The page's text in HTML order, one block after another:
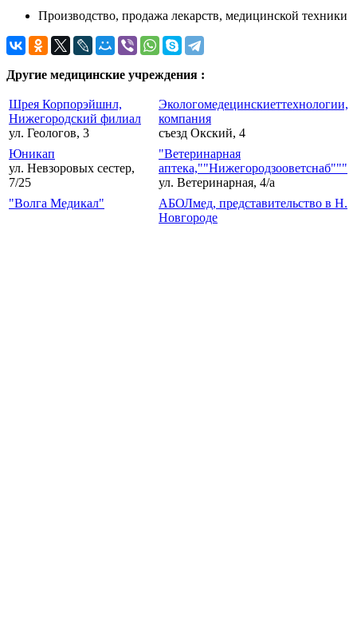
Производство, продажа лекарств, медицинской техники
Другие медицинские учреждения :
Шрея Корпорэйшнл,
Нижегородский филиал
ул. Геологов, 3
Экологомедецинскиеттехнологии,
компания
съезд Окский, 4
Юникап
ул. Невзоровых сестер,
7/25
"Ветеринарная
аптека,""Нижегородзооветснаб"""
ул. Ветеринарная, 4/а
"Волга Медикал"
АБОЛмед, представительство в Н.
Новгороде